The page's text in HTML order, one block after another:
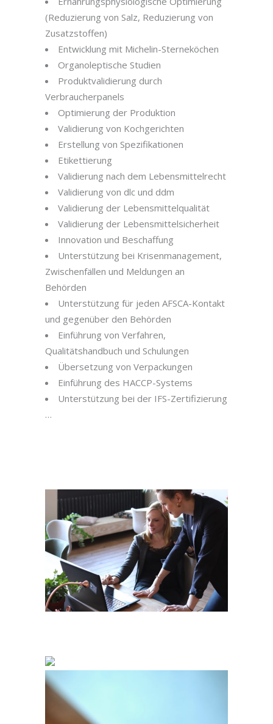
(Reduzierung von Salz, Reduzierung von
Zusatzstoffen)
Entwicklung mit Michelin-Sterneköchen
Organoleptische Studien
Produktvalidierung durch
Verbraucherpanels
Optimierung der Produktion
Validierung von Kochgerichten
Erstellung von Spezifikationen
Etikettierung
Validierung nach dem Lebensmittelrecht
Validierung von dlc und ddm
Validierung der Lebensmittelqualität
Validierung der Lebensmittelsicherheit
Innovation und Beschaffung
Unterstützung bei Krisenmanagement,
Zwischenfällen und Meldungen an
Behörden
Unterstützung für jeden AFSCA-Kontakt
und gegenüber den Behörden
Einführung von Verfahren,
Qualitätshandbuch und Schulungen
Übersetzung von Verpackungen
Einführung des HACCP-Systems
Unterstützung bei der IFS-Zertifizierung
…